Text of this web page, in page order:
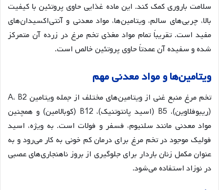
سلامت باروری کمک کند. این ماده غذایی حاوی پروتئین با کیفیت
بالا، چربی‌های سالم، ویتامین‌ها، مواد معدنی و آنتی‌اکسیدان‌های
مفید است. تقریباً تمام مواد مغذی تخم مرغ در زرده آن متمرکز
شده و سفیده آن عمدتاً حاوی پروتئین خالص است.
ویتامینهاوموادمعدنیمهم
تخم مرغ منبع غنی از ویتامین‌های مختلف از جمله ویتامین A، B2
(ریبوفلاوین)، B5 (اسید پانتوتنیک)، B12 (کوبالامین) و همچنین
مواد معدنی مانند سلنیوم، فسفر و فولات است. به ویژه، اسید
فولیک موجود در تخم مرغ برای درمان کم خونی به کار می‌رود و به
عنوان مکمل زنان باردار برای جلوگیری از بروز ناهنجاری‌های عصبی
در نوزاد استفاده می‌شود.